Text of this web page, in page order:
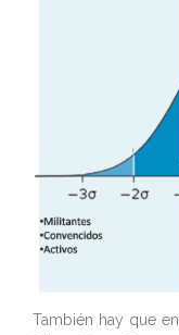
También hay que